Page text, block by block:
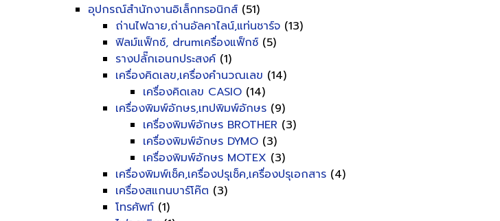
อุปกรณ์สำนักงานอิเล็กทรอนิกส์ (51)
ถ่านไฟฉาย,ถ่านอัลคาไลน์,แท่นชาร์จ (13)
ฟิลม์แฟ็กซ์, drumเครื่องแฟ็กซ์ (5)
รางปลั๊กเอนกประสงค์ (1)
เครื่องคิดเลข,เครื่องคำนวณเลข (14)
เครื่องคิดเลข CASIO (14)
เครื่องพิมพ์อักษร,เทปพิมพ์อักษร (9)
เครื่องพิมพ์อักษร BROTHER (3)
เครื่องพิมพ์อักษร DYMO (3)
เครื่องพิมพ์อักษร MOTEX (3)
เครื่องพิมพ์เช็ค,เครื่องปรุเช็ค,เครื่องปรุเอกสาร (4)
เครื่องสแกนบาร์โค๊ต (3)
โทรศัพท์ (1)